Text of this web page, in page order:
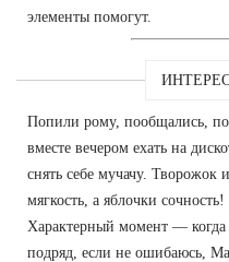
элементы помогут.
Попили рому, пообщались,
вместе вечером ехать на
снять себе мучачу.
мягкость, а яблочки сочность!
Характерный момент — когда
подряд, если не ошибаюсь,